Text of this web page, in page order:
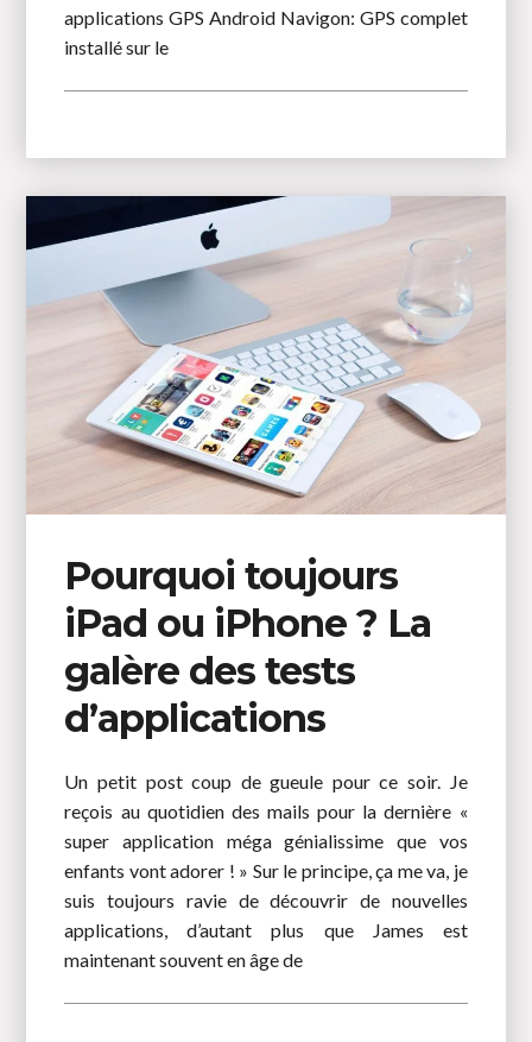
applications GPS Android Navigon: GPS complet
installé sur le
Pourquoi toujours
iPad ou iPhone ? La
galère des tests
d’applications
Un petit post coup de gueule pour ce soir. Je
reçois au quotidien des mails pour la dernière «
super application méga génialissime que vos
enfants vont adorer ! » Sur le principe, ça me va, je
suis toujours ravie de découvrir de nouvelles
applications, d’autant plus que James est
maintenant souvent en âge de